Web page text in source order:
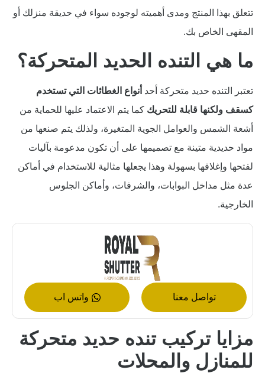
تتعلق بهذا المنتج ومدى أهميته لوجوده سواء في حديقة منزلك أو
المقهى الخاص بك.
ما هي التنده الحديد المتحركة؟
تعتبر التنده حديد متحركة أحد أنواع الغطائات التي تستخدم
كسقف ولكنها قابلة للتحريك كما يتم الاعتماد عليها للحماية من
أشعة الشمس والعوامل الجوية المتغيرة، ولذلك يتم صنعها من
مواد حديدية متينة مع تصميمها على أن تكون مدعومة بآليات
لفتحها وإغلاقها بسهولة وهذا يجعلها مثالية للاستخدام في أماكن
عدة مثل مداخل البوابات، والشرفات، وأماكن الجلوس
الخارجية.
تواصل معنا واتس اب
مزايا تركيب تنده حديد متحركة
للمنازل والمحلات